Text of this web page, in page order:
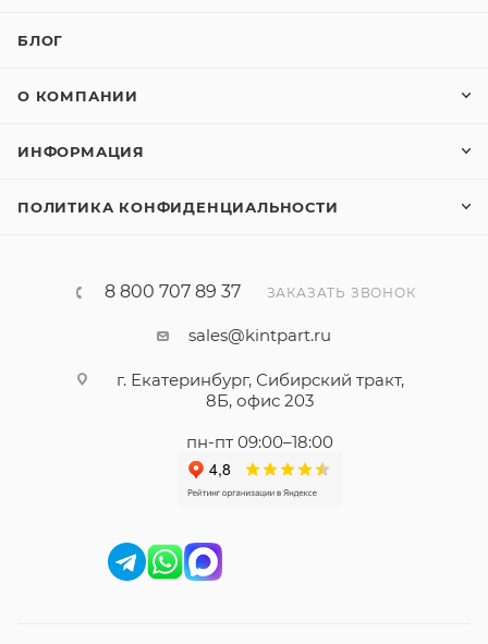
БЛОГ
О КОМПАНИИ
ИНФОРМАЦИЯ
ПОЛИТИКА КОНФИДЕНЦИАЛЬНОСТИ
8 800 707 89 37 ЗАКАЗАТЬ ЗВОНОК
sales@kintpart.ru
г. Екатеринбург, Сибирский тракт,
8Б, офис 203
пн-пт 09:00–18:00